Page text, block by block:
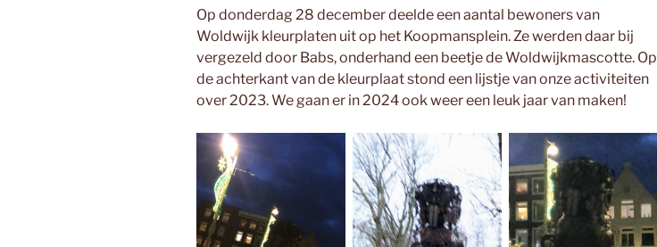
Op donderdag 28 december deelde een aantal bewoners van
Woldwijk kleurplaten uit op het Koopmansplein. Ze werden daar bij
vergezeld door Babs, onderhand een beetje de Woldwijkmascotte. Op
de achterkant van de kleurplaat stond een lijstje van onze activiteiten
over 2023. We gaan er in 2024 ook weer een leuk jaar van maken!